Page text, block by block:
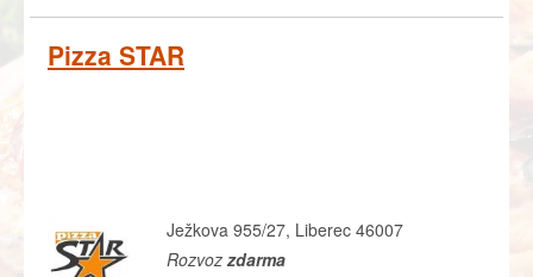
Pizza STAR
Ježkova 955/27, Liberec 46007
Rozvoz zdarma